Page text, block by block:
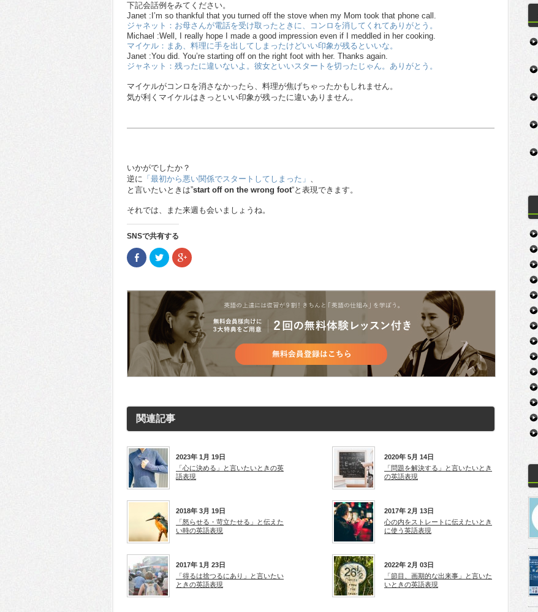
下記会話例をみてください。
Janet :I’m so thankful that you turned off the stove when my Mom took that phone call.
ジャネット：お母さんが電話を受け取ったときに、コンロを消してくれてありがとう。
Michael :Well, I really hope I made a good impression even if I meddled in her cooking.
マイケル：まあ、料理に手を出してしまったけどいい印象が残るといいな。
Janet :You did. You’re starting off on the right foot with her. Thanks again.
ジャネット：残ったに違いないよ。彼女といいスタートを切ったじゃん。ありがとう。
マイケルがコンロを消さなかったら、料理が焦げちゃったかもしれません。
気が利くマイケルはきっといい印象が残ったに違いありません。
いかがでしたか？
逆に 「最初から悪い関係でスタートしてしまった」 、
と言いたいときは”start off on the wrong foot“と表現できます。
それでは、また来週も会いましょうね。
SNSで共有する
Facebook
で
し
ウ
ン
ド
ウ
で
開
す)
ク
リ
て
Twitter
共
有
(新
い
ウ
ィ
ン
ド
き
ま
す)
ク
リ
て
Google+
共
有
(新
し
い
ウ
ィ
ン
ド
き
関連記事
2023年 1月 19日
「心に決める」と言いたいときの英
語表現
2020年 5月 14日
「問題を解決する」と言いたいとき
の英語表現
2018年 3月 19日
「怒らせる・苛立たせる」と伝えた
い時の英語表現
2017年 2月 13日
心の内をストレートに伝えたいとき
に使う英語表現
2017年 1月 23日
「得るは捨つるにあり」と言いたい
ときの英語表現
2022年 2月 03日
「節目、画期的な出来事」と言いた
いときの英語表現